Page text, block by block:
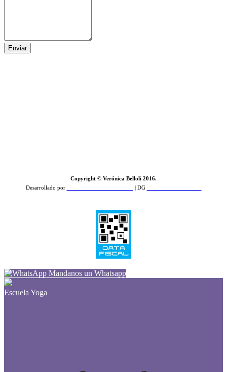
Enviar
Copyright © Verónica Belloli 2016.
Desarrollado por
| DG
Mandanos un Whatsapp
Escuela Yoga